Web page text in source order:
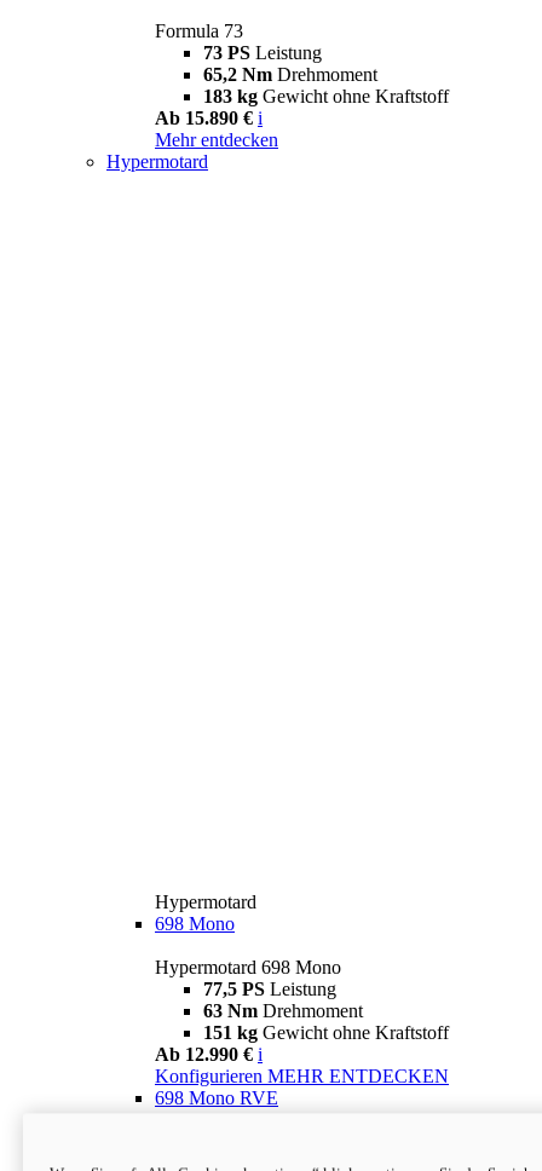
Formula 73
73 PS Leistung
65,2 Nm Drehmoment
183 kg Gewicht ohne Kraftstoff
Ab 15.890 € i
Mehr entdecken
Hypermotard
Hypermotard
698 Mono
Hypermotard 698 Mono
77,5 PS Leistung
63 Nm Drehmoment
151 kg Gewicht ohne Kraftstoff
Ab 12.990 € i
Konfigurieren MEHR ENTDECKEN
698 Mono RVE
77,5 PS
Leistung